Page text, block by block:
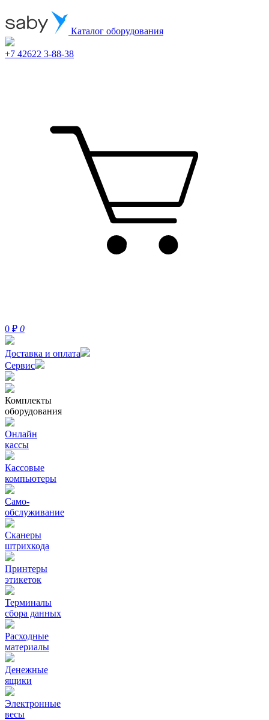
Каталог оборудования
+7 42622 3-88-38
0 ₽ 0
Доставка и оплата
Сервис
Комплекты
оборудования
Онлайн
кассы
Кассовые
компьютеры
Само-
обслуживание
Сканеры
штрихкода
Принтеры
этикеток
Терминалы
сбора данных
Расходные
материалы
Денежные
ящики
Электронные
весы